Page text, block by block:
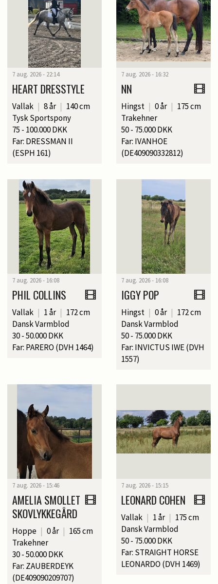
7 aug. 2026 - 22:14
HEART DRESSTYLE
Vallak | 8 år | 140 cm
Tysk Sportspony
75 - 100.000 DKK
Far: DRESSMAN II
(ESPH 161)
7 aug. 2026 - 16:32
NN
Hingst | 0 år | 175 cm
Trakehner
50 - 75.000 DKK
Far: IVANHOE
(DE409090332812)
7 aug. 2026 - 16:08
PHIL COLLINS
Vallak | 1 år | 172 cm
Dansk Varmblod
30 - 50.000 DKK
Far: PARERO (DVH 1464)
7 aug. 2026 - 16:08
IGGY POP
Hingst | 0 år | 172 cm
Dansk Varmblod
50 - 75.000 DKK
Far: INVICTUS IWE (DVH
1557)
7 aug. 2026 - 15:46
AMELIA SMOLLET
SKOVLYKKEGÅRD
Hoppe | 0 år | 165 cm
Trakehner
30 - 50.000 DKK
Far: ZAUBERDEYK
(DE409090209707)
7 aug. 2026 - 15:15
LEONARD COHEN
Vallak | 1 år | 175 cm
Dansk Varmblod
50 - 75.000 DKK
Far: STRAIGHT HORSE
LEONARDO (DVH 1469)